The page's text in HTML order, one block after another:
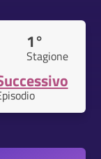
1°
Stagione